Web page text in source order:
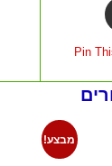
Pin
מבצע!